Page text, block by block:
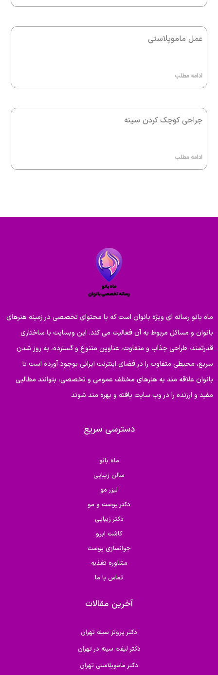
عمل ماموپلاستی
ادامه مطلب
جراحی کوچک کردن سینه
ادامه مطلب
ماه بانو رسانه ای ویژه بانوان است که با محتوای تخصصی در زمینه هنرهای
بانوان و مسائل مربوط به آن فعالیت می کند. این وبسایت با ساختاری
قدرتمند، طراحی جذاب و متفاوت، عناوین متنوع و گسترده، به روز شدن
سریع، محیطی متفاوت را در فضای اینترنت ایرانی بوجود آورده است تا
بانوان علاقه مند به هنرهای مختلف عمومی و تخصصی، بتوانند مطالبی
مفید و ارزنده را در وب سایت یافته و بهره مند شوند
دسترسی سریع
ماه بانو
سالن زیبایی
لیزر مو
دکتر پوست و مو
دکتر زیبایی
کاشت ابرو
جوانسازی پوست
مشاوره تغذیه
تماس با ما
آخرین مقالات
دکتر پروتز سینه تهران
دکتر لیفت سینه در تهران
دکتر ماموپلاستی تهران